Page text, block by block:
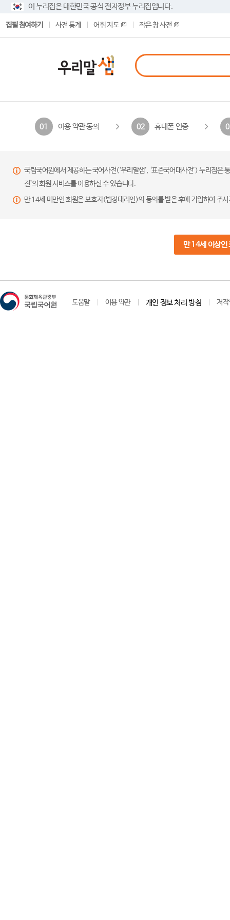
이 누리집은 대한민국 공식 전자정부 누리집입니다.
집필 참여하기 사전 통계 어휘 지도 작은 창 사전
01 이용 약관 동의 02 휴대폰 인증
국립국어원에서 제공하는 국어사전(‘우리말샘’, ‘표준국어대사전’) 누리집
전’의 회원 서비스를 이용하실 수 있습니다.
만 14세 미만인 회원은 보호자(법정대리인)의 동의를 받은 후에 가입하여 주
만 14세 이상인
도움말 이용 약관 개인 정보 처리 방침 저